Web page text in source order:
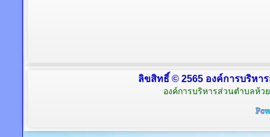
ลิขสิทธิ์ © 2565 องค์การบริหา
องค์การบริหารส่วนตำบลห้ว